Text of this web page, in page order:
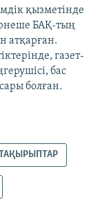
қызметінде
БАҚ-тың
атқарған.
газет-
бас
болған.